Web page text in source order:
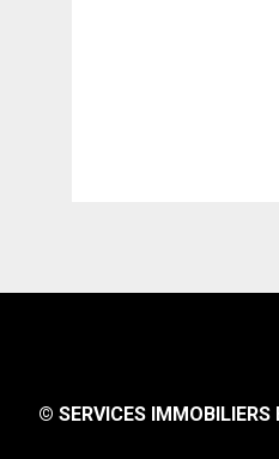
© SERVICES IMMOBILIERS